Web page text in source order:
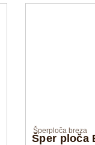
Šperploča breza
Šper ploča